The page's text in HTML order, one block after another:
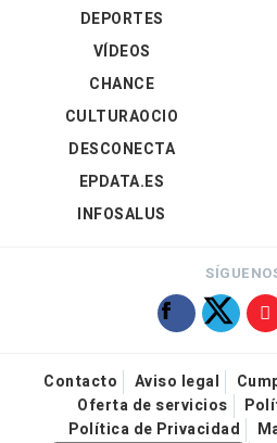
DEPORTES
VÍDEOS
CHANCE
CULTURAOCIO
DESCONECTA
EPDATA.ES
INFOSALUS
Contacto Aviso legal
Oferta de servicios
Política de Privacidad